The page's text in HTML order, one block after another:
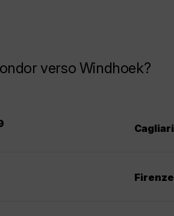
verso Windhoek?
Cagliari
Firenze